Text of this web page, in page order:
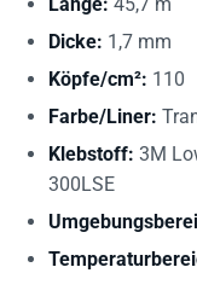
Dicke: 1,7 mm
Köpfe/cm²: 110
Farbe/Liner:
Klebstoff: 3M
300LSE